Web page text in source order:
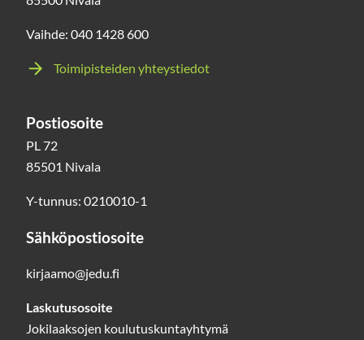
Vaihde: 040 1428 600
Toimipisteiden yhteystiedot
Postiosoite
PL 72
85501 Nivala
Y-tunnus: 0210010-1
Sähköpostiosoite
kirjaamo@jedu.fi
Laskutusosoite
Jokilaaksojen koulutuskuntayhtymä